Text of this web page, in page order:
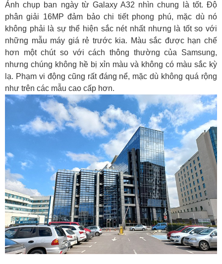
Ảnh chụp ban ngày từ Galaxy A32 nhìn chung là tốt. Độ
phân giải 16MP đảm bảo chi tiết phong phú, mặc dù nó
không phải là sự thể hiện sắc nét nhất nhưng là tốt so với
những mẫu máy giá rẻ trước kia. Màu sắc được hạn chế
hơn một chút so với cách thông thường của Samsung,
nhưng chúng không hề bị xỉn màu và không có màu sắc kỳ
lạ. Phạm vi động cũng rất đáng nể, mặc dù không quá rộng
như trên các mẫu cao cấp hơn.